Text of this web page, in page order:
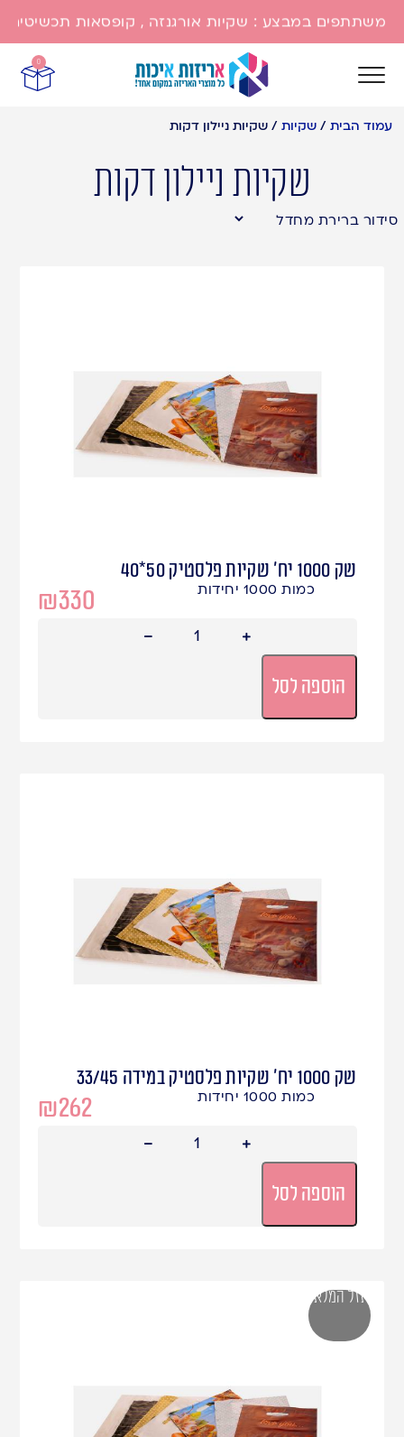
משתתפים במבצע : שקיות אורגנזה , קופסאות תכשיטים ,
0
עמוד הבית /שקיות /שקיות ניילון דקות
שקיות ניילון דקות
שק 1000 יח' שקיות פלסטיק 50*40
₪330 כמות 1000 יחידות
הוספה לסל
שק 1000 יח' שקיות פלסטיק במידה 33/45
₪262 כמות 1000 יחידות
הוספה לסל
אזל המלאי